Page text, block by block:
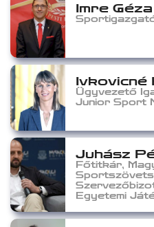
Imre Géza
Ivkovicné
Ügyvezető
Junior Sport
Juhász
Főtitkár,
Egyetemi